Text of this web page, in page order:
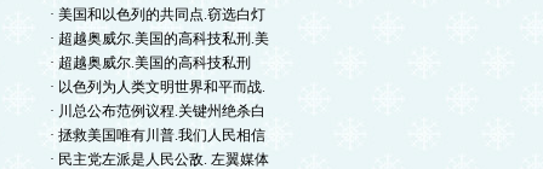
· 美国和以色列的共同点.窃选白灯
· 超越奥威尔.美国的高科技私刑.美
· 超越奥威尔.美国的高科技私刑
· 以色列为人类文明世界和平而战.
· 川总公布范例议程.关键州绝杀白
· 拯救美国唯有川普.我们人民相信
· 民主党左派是人民公敌. 左翼媒体